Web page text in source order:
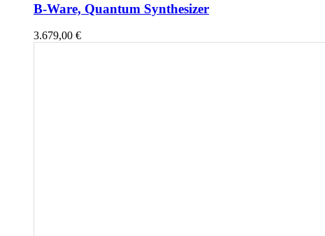
B-Ware, Quantum Synthesizer
3.679,00 €